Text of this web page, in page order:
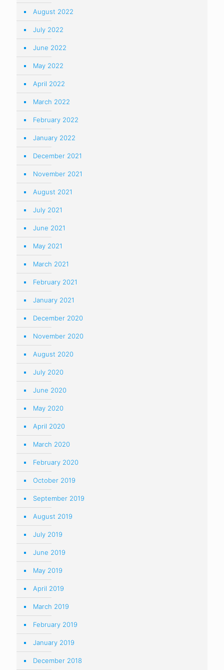
August 2022
July 2022
June 2022
May 2022
April 2022
March 2022
February 2022
January 2022
December 2021
November 2021
August 2021
July 2021
June 2021
May 2021
March 2021
February 2021
January 2021
December 2020
November 2020
August 2020
July 2020
June 2020
May 2020
April 2020
March 2020
February 2020
October 2019
September 2019
August 2019
July 2019
June 2019
May 2019
April 2019
March 2019
February 2019
January 2019
December 2018